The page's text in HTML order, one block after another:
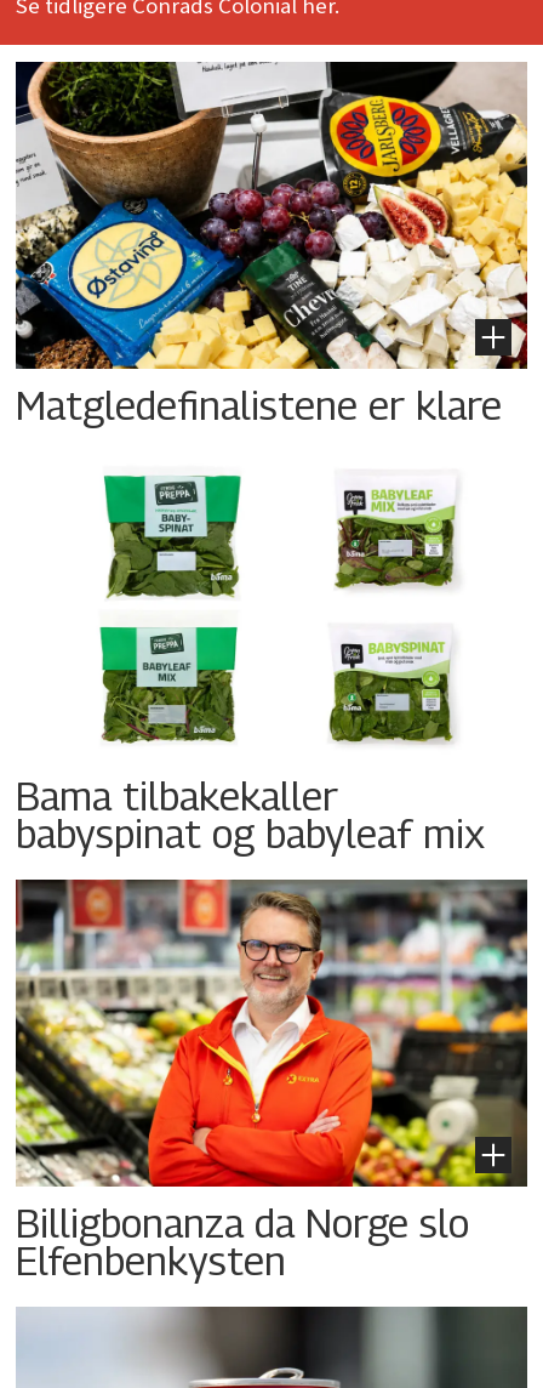
Se tidligere Conrads Colonial her.
Matgledefinalistene er klare
Bama tilbakekaller
babyspinat og babyleaf mix
Billigbonanza da Norge slo
Elfenbenkysten